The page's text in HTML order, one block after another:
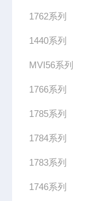
1762系列
1440系列
MVI56系列
1766系列
1785系列
1784系列
1783系列
1746系列